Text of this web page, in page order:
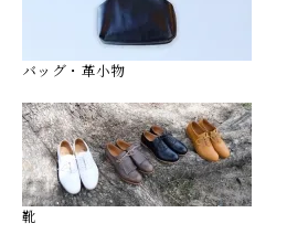
バッグ・革小物
靴